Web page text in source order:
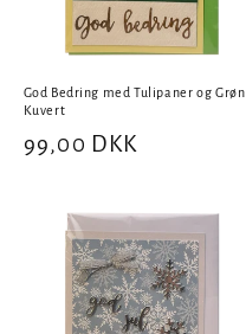
God Bedring med Tulipaner og Grøn
Kuvert
Normalpris
99,00 DKK